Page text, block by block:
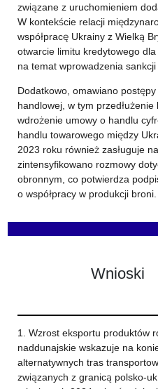
związane z uruchomieniem
W kontekście relacji
współpracę Ukrainy z Wielką
otwarcie limitu kredytowego
na temat wprowadzenia
Dodatkowo, omawiano
handlowej, w tym
wdrożenie umowy o handlu
handlu towarowego między
2023 roku również zasługuje
zintensyfikowano rozmowy
obronnym, co potwierdza
o współpracy w produkcji broni.
Wnioski
1. Wzrost eksportu produktów
naddunajskie wskazuje na
alternatywnych tras
związanych z granicą polsko-